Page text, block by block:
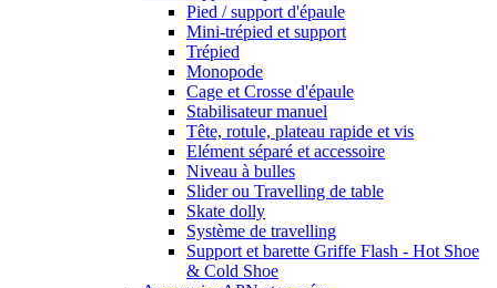
Pied / support d'épaule
Mini-trépied et support
Trépied
Monopode
Cage et Crosse d'épaule
Stabilisateur manuel
Tête, rotule, plateau rapide et vis
Elément séparé et accessoire
Niveau à bulles
Slider ou Travelling de table
Skate dolly
Système de travelling
Support et barette Griffe Flash - Hot Shoe
& Cold Shoe